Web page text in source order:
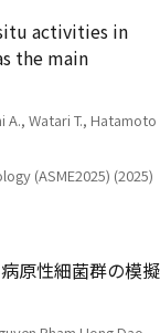
activities in
the main
A., Watari T., Hatamoto
(ASME2025) (2025)
原性細菌群の模擬